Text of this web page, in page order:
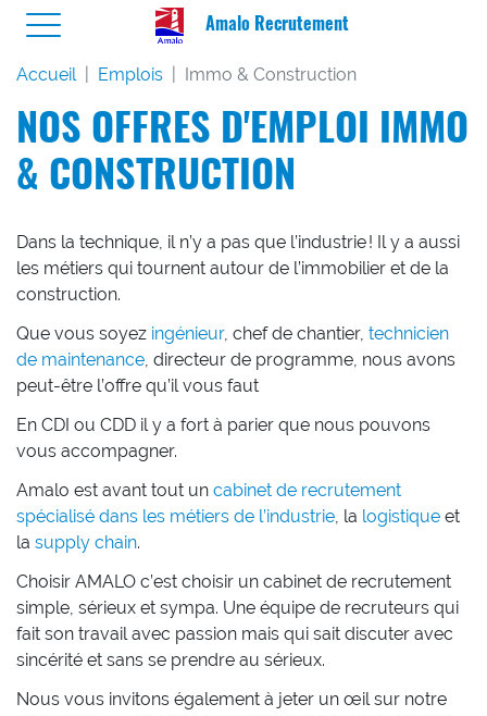
Amalo Recrutement
Accueil Emplois Immo & Construction
NOS OFFRES D'EMPLOI IMMO
& CONSTRUCTION
Dans la technique, il n’y a pas que l’industrie ! Il y a aussi
les métiers qui tournent autour de l’immobilier et de la
construction.
Que vous soyez ingénieur, chef de chantier, technicien
de maintenance, directeur de programme, nous avons
peut-être l’offre qu’il vous faut
En CDI ou CDD il y a fort à parier que nous pouvons
vous accompagner.
Amalo est avant tout un cabinet de recrutement
spécialisé dans les métiers de l’industrie, la logistique et
la supply chain.
Choisir AMALO c’est choisir un cabinet de recrutement
simple, sérieux et sympa. Une équipe de recruteurs qui
fait son travail avec passion mais qui sait discuter avec
sincérité et sans se prendre au sérieux.
Nous vous invitons également à jeter un œil sur notre